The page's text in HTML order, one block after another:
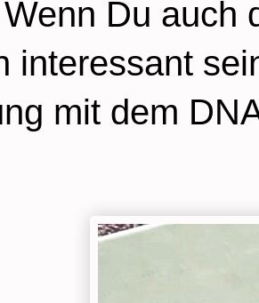
Du auch
interessant
mit dem